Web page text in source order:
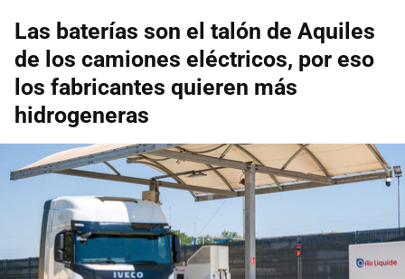
Las baterías son el talón de Aquiles
de los camiones eléctricos, por eso
los fabricantes quieren más
hidrogeneras